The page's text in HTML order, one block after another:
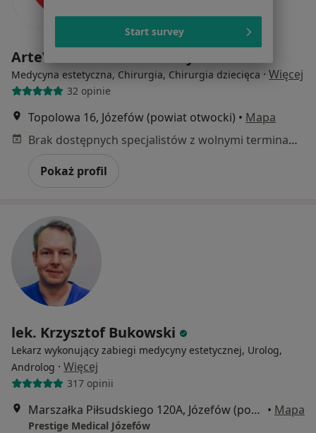
ArteVena - Centrum Medyczne
Medycyna estetyczna, Chirurgia, Chirurgia dziecięca · Więcej
32 opinie
Topolowa 16, Józefów (powiat otwocki) • Mapa
Brak dostępnych specjalistów z wolnymi terminami w tym centrum medycznym.
Pokaż profil
lek. Krzysztof Bukowski
Lekarz wykonujący zabiegi medycyny estetycznej, Urolog,
Androlog · Więcej
317 opinii
Marszałka Piłsudskiego 120A, Józefów (powiat otwocki) • Mapa
Prestige Medical Józefów
Start survey